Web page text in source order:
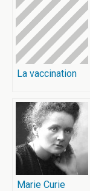
La vaccination
Marie Curie